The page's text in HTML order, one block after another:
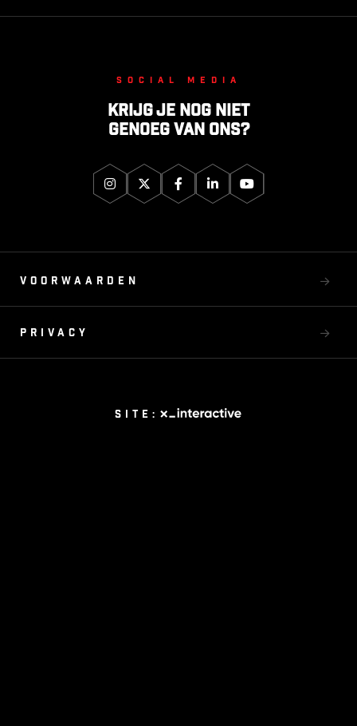
Social media
Krijg je nog niet
genoeg van ons?
Voorwaarden
Privacy
Site: